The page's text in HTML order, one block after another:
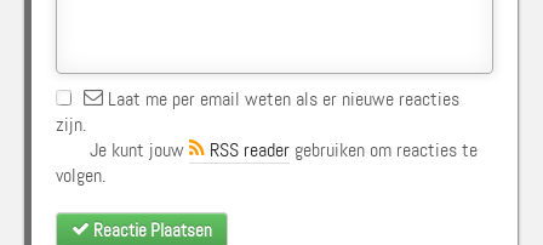
Laat me per email weten als er nieuwe reacties
zijn.
Je kunt jouw
RSS reader gebruiken om reacties te
volgen.
Reactie Plaatsen